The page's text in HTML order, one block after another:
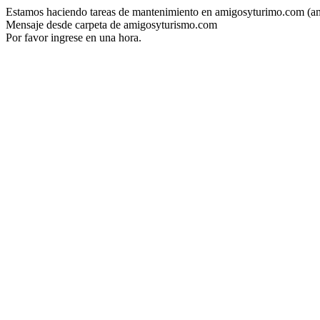
Estamos haciendo tareas de mantenimiento en amigosyturimo.com
Mensaje desde carpeta de amigosyturismo.com
Por favor ingrese en una hora.